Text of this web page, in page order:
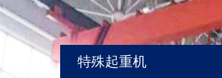
特殊起重机